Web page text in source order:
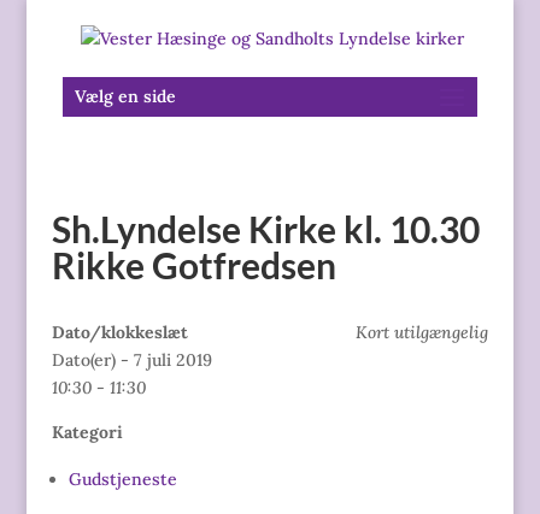
Vælg en side
Sh.Lyndelse Kirke kl. 10.30
Rikke Gotfredsen
Kort utilgængelig
Dato/klokkeslæt
Dato(er) - 7 juli 2019
10:30 - 11:30
Kategori
Gudstjeneste